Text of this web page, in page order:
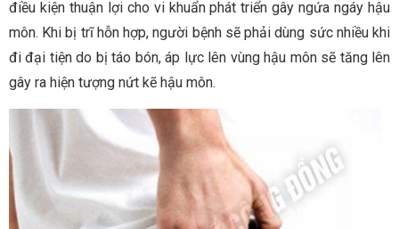
điều kiện thuận lợi cho vi khuẩn phát triển gây ngứa ngáy hậu
môn. Khi bị trĩ hỗn hợp, người bệnh sẽ phải dùng sức nhiều khi
đi đại tiện do bị táo bón, áp lực lên vùng hậu môn sẽ tăng lên
gây ra hiện tượng nứt kẽ hậu môn.